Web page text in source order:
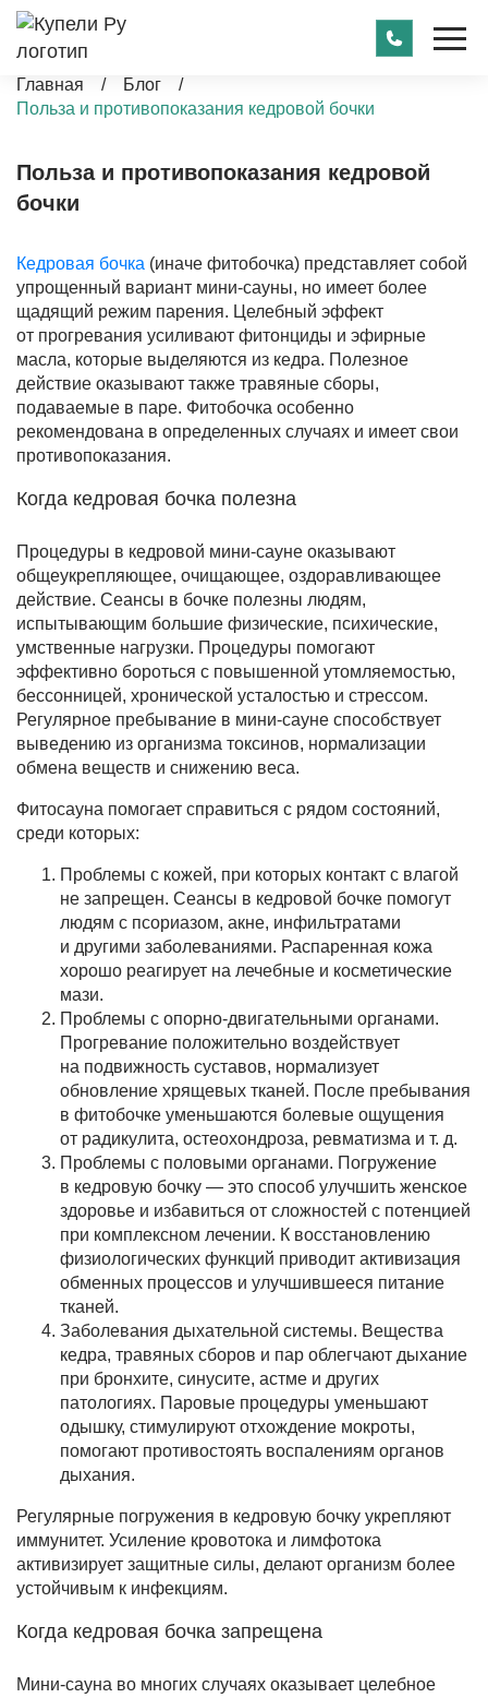
Главная / Блог
/
Польза и противопоказания кедровой бочки
Польза и противопоказания кедровой
бочки
Кедровая бочка (иначе фитобочка) представляет собой
упрощенный вариант мини-сауны, но имеет более
щадящий режим парения. Целебный эффект
от прогревания усиливают фитонциды и эфирные
масла, которые выделяются из кедра. Полезное
действие оказывают также травяные сборы,
подаваемые в паре. Фитобочка особенно
рекомендована в определенных случаях и имеет свои
противопоказания.
Когда кедровая бочка полезна
Процедуры в кедровой мини-сауне оказывают
общеукрепляющее, очищающее, оздоравливающее
действие. Сеансы в бочке полезны людям,
испытывающим большие физические, психические,
умственные нагрузки. Процедуры помогают
эффективно бороться с повышенной утомляемостью,
бессонницей, хронической усталостью и стрессом.
Регулярное пребывание в мини-сауне способствует
выведению из организма токсинов, нормализации
обмена веществ и снижению веса.
Фитосауна помогает справиться с рядом состояний,
среди которых:
Проблемы с кожей, при которых контакт с влагой
не запрещен. Сеансы в кедровой бочке помогут
людям с псориазом, акне, инфильтратами
и другими заболеваниями. Распаренная кожа
хорошо реагирует на лечебные и косметические
мази.
Проблемы с опорно-двигательными органами.
Прогревание положительно воздействует
на подвижность суставов, нормализует
обновление хрящевых тканей. После пребывания
в фитобочке уменьшаются болевые ощущения
от радикулита, остеохондроза, ревматизма и т. д.
Проблемы с половыми органами. Погружение
в кедровую бочку — это способ улучшить женское
здоровье и избавиться от сложностей с потенцией
при комплексном лечении. К восстановлению
физиологических функций приводит активизация
обменных процессов и улучшившееся питание
тканей.
Заболевания дыхательной системы. Вещества
кедра, травяных сборов и пар облегчают дыхание
при бронхите, синусите, астме и других
патологиях. Паровые процедуры уменьшают
одышку, стимулируют отхождение мокроты,
помогают противостоять воспалениям органов
дыхания.
Регулярные погружения в кедровую бочку укрепляют
иммунитет. Усиление кровотока и лимфотока
активизирует защитные силы, делают организм более
устойчивым к инфекциям.
Когда кедровая бочка запрещена
Мини-сауна во многих случаях оказывает целебное